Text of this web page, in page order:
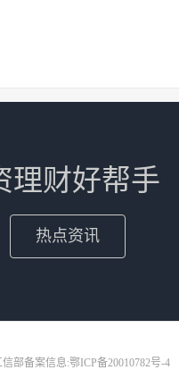
理财好帮手
热点资讯
信部备案信息:鄂ICP备20010782号-4